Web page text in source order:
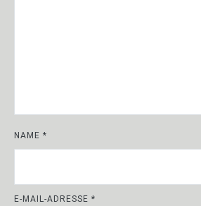
NAME *
E-MAIL-ADRESSE *